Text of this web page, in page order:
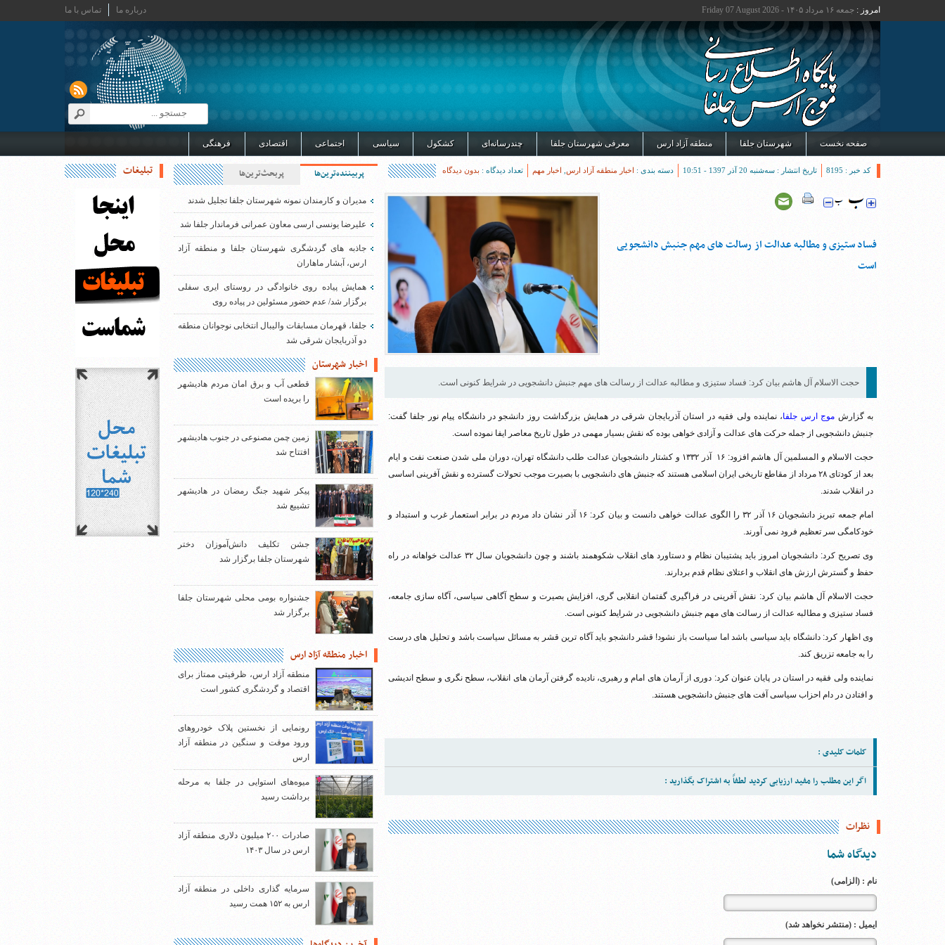
امروز : جمعه ۱۶ مرداد ۱۴۰۵ - Friday 07 August 2026 تماس با ما درباره ما
صفحه نخست شهرستان جلفا منطقه آزاد ارس معرفی شهرستان جلفا چندرسانه‌ای کشکول سیاسی اجتماعی اقتصادی فرهنگی
کد خبر : 8195 تاریخ انتشار : سه‌شنبه 20 آذر 1397 - 10:51 دسته بندی : اخبار منطقه آزاد ارس اخبار مهم تعداد دیدگاه : بدون دیدگاه
فساد ستیزی و مطالبه عدالت از رسالت های مهم جنبش دانشجویی
است
حجت الاسلام آل هاشم بیان کرد: فساد ستیزی و مطالبه عدالت از رسالت های مهم جنبش دانشجویی در شرایط کنونی است.
به گزارش موج ارس جلفا، نماینده ولی فقیه در استان آذربایجان شرقی در همایش بزرگداشت روز دانشجو در دانشگاه پیام نور جلفا گفت:
جنبش دانشجویی از جمله حرکت های عدالت و آزادی خواهی بوده که نقش بسیار مهمی در طول تاریخ معاصر ایفا نموده است.
حجت الاسلام و المسلمین آل هاشم افزود: ۱۶ آذر ۱۳۳۲ و کشتار دانشجویان عدالت طلب دانشگاه تهران، دوران ملی شدن صنعت نفت و ایام
بعد از کودتای ۲۸ مرداد از مقاطع تاریخی ایران اسلامی هستند که جنبش های دانشجویی با بصیرت موجب تحولات گسترده و نقش آفرینی اساسی
در انقلاب شدند.
امام جمعه تبریز دانشجویان ۱۶ آذر ۳۲ را الگوی عدالت خواهی دانست و بیان کرد: ۱۶ آذر نشان داد مردم در برابر استعمار غرب و استبداد و
خودکامگی سر تعظیم فرود نمی آورند.
وی تصریح کرد: دانشجویان امروز باید پشتیبان نظام و دستاورد های انقلاب شکوهمند باشند و چون دانشجویان سال ۳۲ عدالت خواهانه در راه
حفظ و گسترش ارزش های انقلاب و اعتلای نظام قدم بردارند.
حجت الاسلام آل هاشم بیان کرد: نقش آفرینی در فراگیری گفتمان انقلابی گری، افزایش بصیرت و سطح آگاهی سیاسی، آگاه سازی جامعه،
فساد ستیزی و مطالبه عدالت از رسالت های مهم جنبش دانشجویی در شرایط کنونی است.
وی اظهار کرد: دانشگاه باید سیاسی باشد اما سیاست باز نشود! قشر دانشجو باید آگاه ترین قشر به مسائل سیاست باشد و تحلیل های درست
را به جامعه تزریق کند.
نماینده ولی فقیه در استان در پایان عنوان کرد: دوری از آرمان های امام و رهبری، نادیده گرفتن آرمان های انقلاب، سطح نگری و سطح اندیشی
و افتادن در دام احزاب سیاسی آفت های جنبش دانشجویی هستند.
کلمات کلیدی :
اگر این مطلب را مفید ارزیابی کردید لطفاً به اشتراک بگذارید :
نظرات
دیدگاه شما
نام : (الزامی)
ایمیل : (منتشر نخواهد شد)
تبلیغات پربیننده‌ترین‌ها پربحث‌ترین‌ها
مدیران و کارمندان نمونه شهرستان جلفا تجلیل شدند
علیرضا یونسی ارسی معاون عمرانی فرماندار جلفا شد
جاذبه های گردشگری شهرستان جلفا و منطقه آزاد
ارس، آبشار ماهاران
همایش پیاده روی خانوادگی در روستای ایری سفلی
برگزار شد/ عدم حضور مسئولین در پیاده روی
جلفا، قهرمان مسابقات والیبال انتخابی نوجوانان منطقه
دو آذربایجان شرقی شد
اخبار شهرستان
قطعی آب و برق امان مردم هادیشهر
را بریده است
زمین چمن مصنوعی در جنوب هادیشهر
افتتاح شد
پیکر شهید جنگ رمضان در هادیشهر
تشییع شد
جشن تکلیف دانش‌آموزان دختر
شهرستان جلفا برگزار شد
جشنواره بومی محلی شهرستان جلفا
برگزار شد
اخبار منطقه آزاد ارس
منطقه آزاد ارس، ظرفیتی ممتاز برای
اقتصاد و گردشگری کشور است
رونمایی از نخستین پلاک خودروهای
ورود موقت و سنگین در منطقه آزاد
ارس
میوه‌های استوایی در جلفا به مرحله
برداشت رسید
صادرات ۲۰۰ میلیون دلاری منطقه آزاد
ارس در سال ۱۴۰۳
سرمایه گذاری داخلی در منطقه آزاد
ارس به ۱۵۲ همت رسید